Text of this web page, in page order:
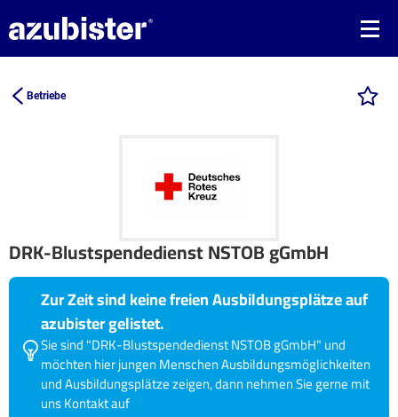
Betriebe
DRK-Blustspendedienst NSTOB gGmbH
Zur Zeit sind keine freien Ausbildungsplätze auf
azubister gelistet.
Sie sind "DRK-Blustspendedienst NSTOB gGmbH" und
möchten hier jungen Menschen Ausbildungsmöglichkeiten
und Ausbildungsplätze zeigen, dann nehmen Sie gerne mit
uns Kontakt auf